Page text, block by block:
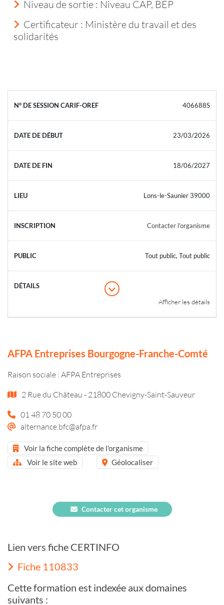
Niveau de sortie : Niveau CAP, BEP
Certificateur : Ministère du travail et des
solidarités
406688S
23/03/2026
18/06/2027
Lons-le-Saunier 39000
Contacter l’organisme
Tout public, Tout public
Afficher les détails
AFPA Entreprises Bourgogne-Franche-Comté
Raison sociale : AFPA Entreprises
2 Rue du Château - 21800 Chevigny-Saint-Sauveur
01 48 70 50 00
alternance.bfc@afpa.fr
Voir la fiche complète de l'organisme
Voir le site web
Géolocaliser
Contacter cet organisme
Lien vers fiche CERTINFO
Fiche 110833
Cette formation est indexée aux domaines
suivants :